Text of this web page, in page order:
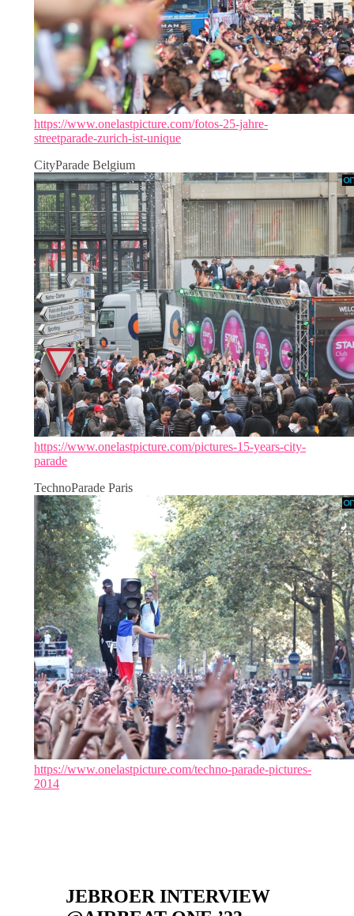
https://www.onelastpicture.com/fotos-25-jahre-
streetparade-zurich-ist-unique
CityParade Belgium
https://www.onelastpicture.com/pictures-15-years-city-
parade
TechnoParade Paris
https://www.onelastpicture.com/techno-parade-pictures-
2014
JEBROER INTERVIEW